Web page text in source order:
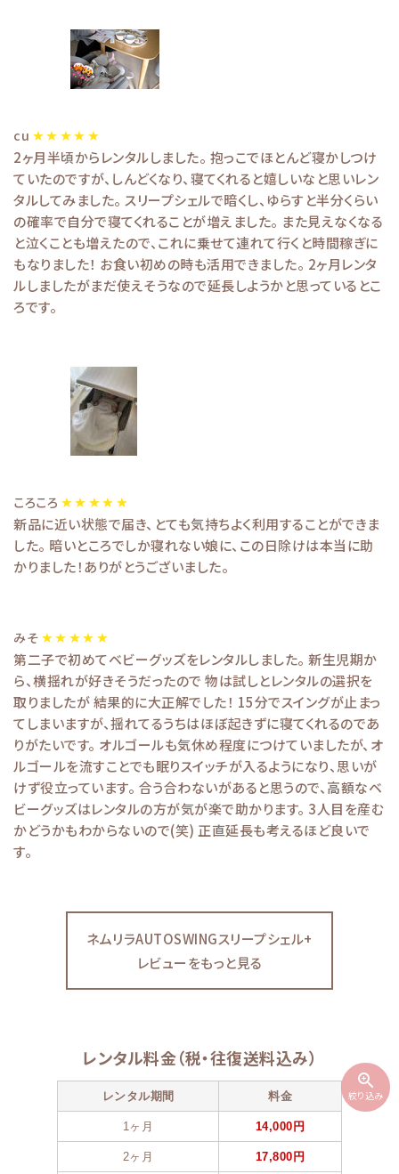
cu
2ヶ月半頃からレンタルしました。 抱っこでほとんど寝かしつけ
ていたのですが、しんどくなり、寝てくれると嬉しいなと思いレン
タルしてみました。 スリープシェルで暗くし、ゆらすと半分くらい
の確率で自分で寝てくれることが増えました。 また見えなくなる
と泣くことも増えたので、これに乗せて連れて行くと時間稼ぎに
もなりました！ お食い初めの時も活用できました。 2ヶ月レンタ
ルしましたがまだ使えそうなので延長しようかと思っているとこ
ろです。
ころころ
新品に近い状態で届き、とても気持ちよく利用することができま
した。 暗いところでしか寝れない娘に、この日除けは本当に助
かりました！ありがとうございました。
みそ
第二子で初めてベビーグッズをレンタルしました。 新生児期か
ら、横揺れが好きそうだったので 物は試しとレンタルの選択を
取りましたが 結果的に大正解でした！ 15分でスイングが止まっ
てしまいますが、揺れてるうちはほぼ起きずに寝てくれるのであ
りがたいです。 オルゴールも気休め程度につけていましたが、オ
ルゴールを流すことでも眠りスイッチが入るようになり、思いが
けず役立っています。 合う合わないがあると思うので、高額なベ
ビーグッズはレンタルの方が気が楽で助かります。 3人目を産む
かどうかもわからないので(笑) 正直延長も考えるほど良いで
す。
ネムリラAUTOSWINGスリープシェル+
レビューをもっと見る
レンタル料金（税・往復送料込み）
レンタル期間 料金
1ヶ月 14,000円
2ヶ月 17,800円
zoom_in
絞り込み